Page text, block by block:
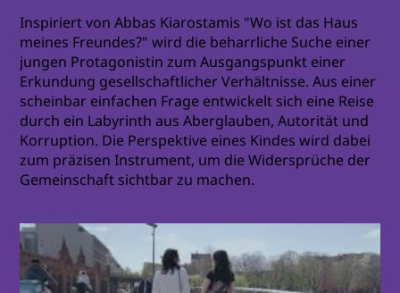
Inspiriert von Abbas Kiarostamis "Wo ist das Haus
meines Freundes?" wird die beharrliche Suche einer
jungen Protagonistin zum Ausgangspunkt einer
Erkundung gesellschaftlicher Verhältnisse. Aus einer
scheinbar einfachen Frage entwickelt sich eine Reise
durch ein Labyrinth aus Aberglauben, Autorität und
Korruption. Die Perspektive eines Kindes wird dabei
zum präzisen Instrument, um die Widersprüche der
Gemeinschaft sichtbar zu machen.